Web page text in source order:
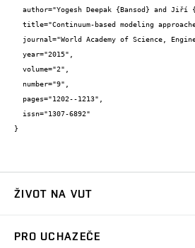
}
ŽIVOT NA VUT
PRO UCHAZEČE